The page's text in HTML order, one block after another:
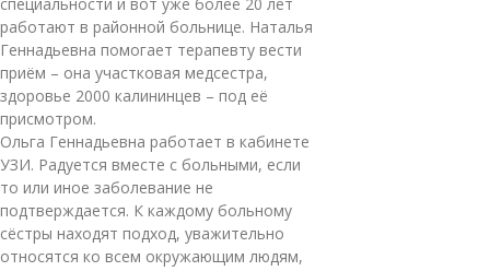
работают в районной больнице. Наталья
Геннадьевна помогает терапевту вести
приём – она участковая медсестра,
здоровье 2000 калининцев – под её
присмотром.
Ольга Геннадьевна работает в кабинете
УЗИ. Радуется вместе с больными, если
то или иное заболевание не
подтверждается. К каждому больному
сёстры находят подход, уважительно
относятся ко всем окружающим людям,